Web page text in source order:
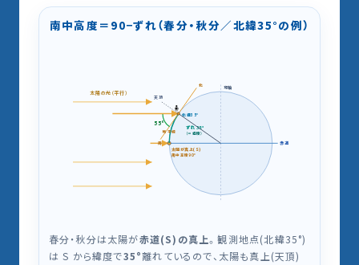
南中高度＝90−ずれ（春分・秋分／北緯35°の例）
太陽の光（平行）
地軸
赤道
太陽が真上(S)
南中高度90°
ずれ35°
（＝緯度）
天頂
南
北
地平線
55°
🧍
北緯35°
春分・秋分は太陽が赤道(S)の真上。観測地点(北緯35°)
は S から緯度で35°離れているので、太陽も真上(天頂)